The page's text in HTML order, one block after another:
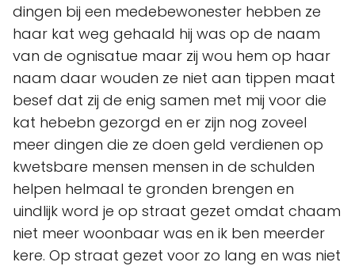
dingen bij een medebewonester hebben ze
haar kat weg gehaald hij was op de naam
van de ognisatue maar zij wou hem op haar
naam daar wouden ze niet aan tippen maat
besef dat zij de enig samen met mij voor die
kat hebebn gezorgd en er zijn nog zoveel
meer dingen die ze doen geld verdienen op
kwetsbare mensen mensen in de schulden
helpen helmaal te gronden brengen en
uindlijk word je op straat gezet omdat chaam
niet meer woonbaar was en ik ben meerder
kere. Op straat gezet voor zo lang en was niet